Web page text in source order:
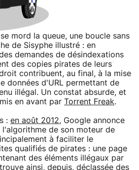
mord la queue, une boucle sans
de Sisyphe illustré : en
demandes de désindexations
des copies pirates de leurs
contribuent, au final, à la mise
données d'URL permettant de
illégal. Un constat absurde, et
en avant par Torrent Freak.
: en août 2012, Google annonce
de son moteur de
à faciliter le
qualifiés de pirates : une page
des éléments illégaux par
ainsi, depuis, déclassée des